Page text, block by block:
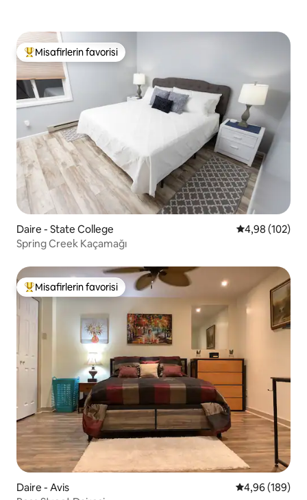
Misafirlerin favorilerinden en beğenilenler arasında
Misafirlerin favorisi
Daire - State College 5 üzerinden
4,98 (102)
Spring Creek Kaçamağı
Misafirlerin favorilerinden en beğenilenler arasında
Misafirlerin favorisi
Daire - Avis 5 üzerinden
4,96 (189)